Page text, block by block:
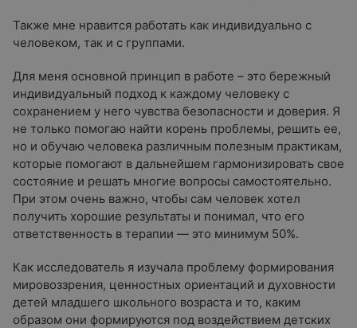
Также мне нравится работать как индивидуально с
человеком, так и с группами.
Для меня основной принцип в работе – это бережный
индивидуальный подход к каждому человеку с
сохранением у него чувства безопасности и доверия. Я
не только помогаю найти корень проблемы, решить ее,
но и обучаю человека различным полезным практикам,
которые помогают в дальнейшем гармонизировать свое
состояние и решать многие вопросы самостоятельно.
При этом очень важно, чтобы сам человек хотел
получить хорошие результаты и понимал, что его
ответственность в терапии — это минимум 50%.
Как исследователь я изучала проблему формирования
мировоззрения, ценностных ориентаций и духовности
детей младшего школьного возраста и то, каким
образом они формируются под воздействием детских